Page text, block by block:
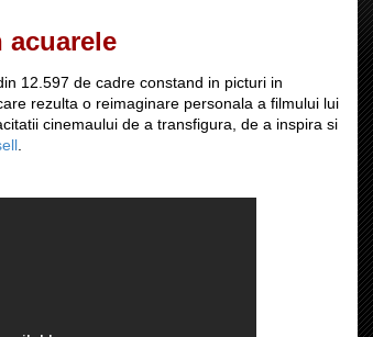
acuarele
12.597 de cadre constand in picturi in
rezulta o reimaginare personala a filmului lui
cinemaului de a transfigura, de a inspira si